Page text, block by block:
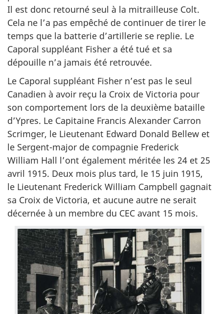
Il est donc retourné seul à la mitrailleuse Colt.
Cela ne l’a pas empêché de continuer de tirer le
temps que la batterie d’artillerie se replie. Le
Caporal suppléant Fisher a été tué et sa
dépouille n’a jamais été retrouvée.
Le Caporal suppléant Fisher n’est pas le seul
Canadien à avoir reçu la Croix de Victoria pour
son comportement lors de la deuxième bataille
d’Ypres. Le Capitaine Francis Alexander Carron
Scrimger, le Lieutenant Edward Donald Bellew et
le Sergent-major de compagnie Frederick
William Hall l’ont également méritée les 24 et 25
avril 1915. Deux mois plus tard, le 15 juin 1915,
le Lieutenant Frederick William Campbell gagnait
sa Croix de Victoria, et aucune autre ne serait
décernée à un membre du CEC avant 15 mois.